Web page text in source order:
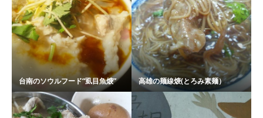
台南のソウルフード“虱目魚焿” 高雄の麺線焿(とろみ素麺）